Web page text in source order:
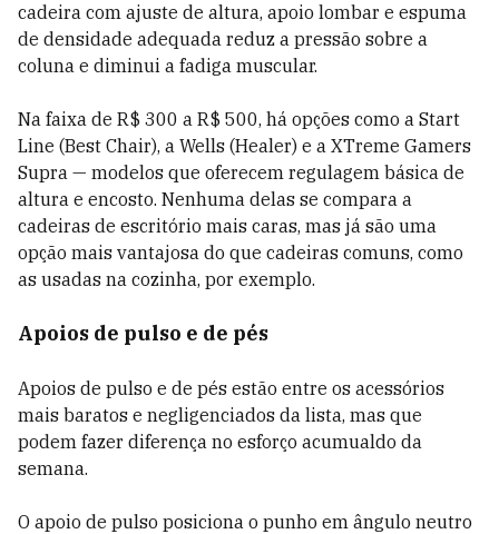
cadeira com ajuste de altura, apoio lombar e espuma
de densidade adequada reduz a pressão sobre a
coluna e diminui a fadiga muscular.
Na faixa de R$ 300 a R$ 500, há opções como a Start
Line (Best Chair), a Wells (Healer) e a XTreme Gamers
Supra — modelos que oferecem regulagem básica de
altura e encosto. Nenhuma delas se compara a
cadeiras de escritório mais caras, mas já são uma
opção mais vantajosa do que cadeiras comuns, como
as usadas na cozinha, por exemplo.
Apoios de pulso e de pés
Apoios de pulso e de pés estão entre os acessórios
mais baratos e negligenciados da lista, mas que
podem fazer diferença no esforço acumualdo da
semana.
O apoio de pulso posiciona o punho em ângulo neutro